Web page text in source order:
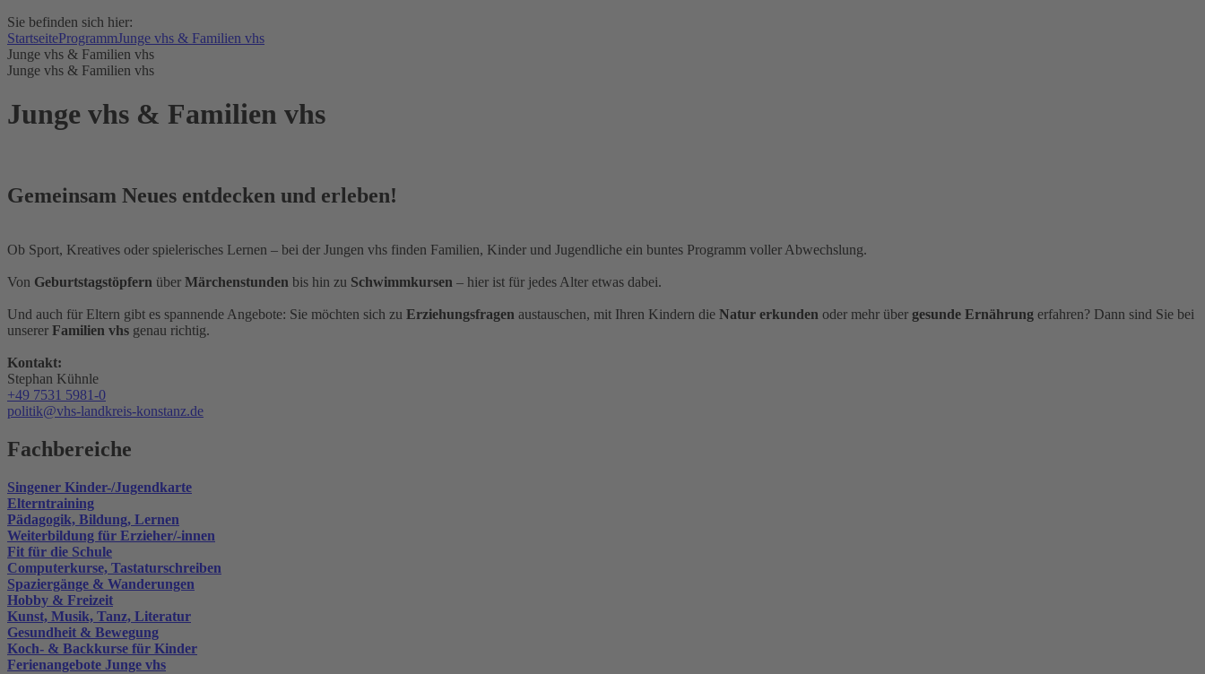
Sie befinden sich hier:
StartseiteProgrammJunge vhs & Familien vhs
Junge vhs & Familien vhs
Junge vhs & Familien vhs
Junge vhs & Familien vhs
Gemeinsam Neues entdecken und erleben!
Ob Sport, Kreatives oder spielerisches Lernen – bei der Jungen vhs finden Familien, Kinder und Jugendliche ein buntes Programm voller Abwechslung.
Von Geburtstagstöpfern über Märchenstunden bis hin zu Schwimmkursen – hier ist für jedes Alter etwas dabei.
Und auch für Eltern gibt es spannende Angebote: Sie möchten sich zu Erziehungsfragen austauschen, mit Ihren Kindern die Natur erkunden oder mehr über gesunde Ernährung erfahren? Dann sind Sie bei
unserer Familien vhs genau richtig.
Kontakt:
Stephan Kühnle
+49 7531 5981-0
politik@vhs-landkreis-konstanz.de
Fachbereiche
Singener Kinder-/Jugendkarte
Elterntraining
Pädagogik, Bildung, Lernen
Weiterbildung für Erzieher/-innen
Fit für die Schule
Computerkurse, Tastaturschreiben
Spaziergänge & Wanderungen
Hobby & Freizeit
Kunst, Musik, Tanz, Literatur
Gesundheit & Bewegung
Koch- & Backkurse für Kinder
Ferienangebote Junge vhs